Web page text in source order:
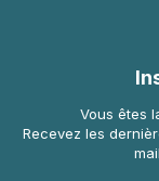
Vous êtes
Recevez les